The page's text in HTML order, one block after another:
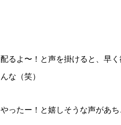
配るよ〜！と声を掛けると、早
んな（笑）
やったー！と嬉しそうな声があ